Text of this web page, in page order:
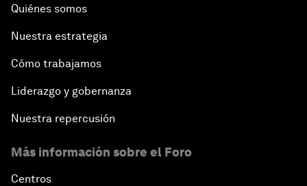
Quiénes somos
Nuestra estrategia
Cómo trabajamos
Liderazgo y gobernanza
Nuestra repercusión
Más información sobre el Foro
Centros